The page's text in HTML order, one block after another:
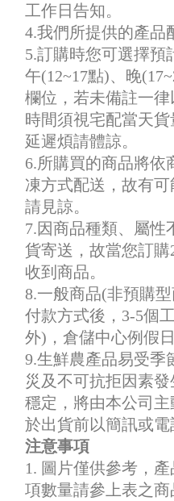
工作日告知。
4.我們所提供的產品
5.訂購時您可選擇預
午(12~17點)、晚
欄位，若未備註一
時間須視宅配當天
延遲煩請體諒。
6.所購買的商品將依
凍方式配送，故有
請見諒。
7.因商品種類、屬性
貨寄送，故當您訂
收到商品。
8.一般商品(非預購
付款方式後，3-5個
外)，倉儲中心例假日
9.生鮮農產品易受季
災及不可抗拒因素
穩定，將由本公司
於出貨前以簡訊或電
注意事項
1. 圖片僅供參考，
項數量請參上表之